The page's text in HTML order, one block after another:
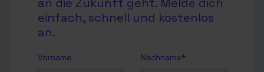
einfach, schnell und kostenlos
an.
Vorname Nachname*